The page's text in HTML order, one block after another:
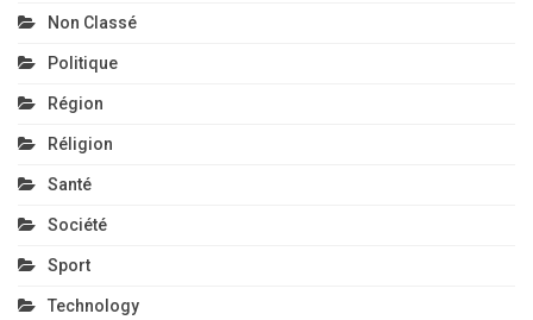
Non Classé
Politique
Région
Réligion
Santé
Société
Sport
Technology